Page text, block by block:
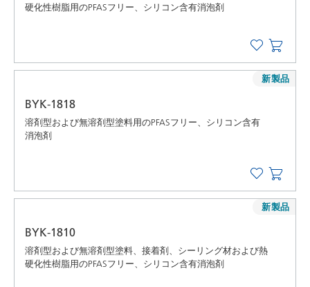
硬化性樹脂用のPFASフリー、シリコン含有消泡剤
BYK-1818
溶剤型および無溶剤型塗料用のPFASフリー、シリコン含有
消泡剤
新製品
BYK-1810
溶剤型および無溶剤型塗料、接着剤、シーリング材および熱
硬化性樹脂用のPFASフリー、シリコン含有消泡剤
新製品